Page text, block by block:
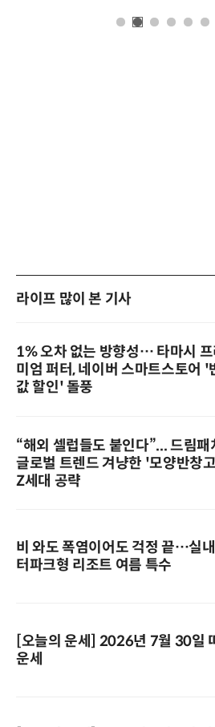
라이프 많이 본 기사
1% 오차 없는 방향성… 타마시 프
미엄 퍼터, 네이버 스마트스토어 '
값 할인' 돌풍
“해외 셀럽들도 붙인다”... 드림패
글로벌 트렌드 겨냥한 '모양반창
Z세대 공략
비 와도 폭염이어도 걱정 끝…실내
터파크형 리조트 여름 특수
[오늘의 운세] 2026년 7월 30일
운세